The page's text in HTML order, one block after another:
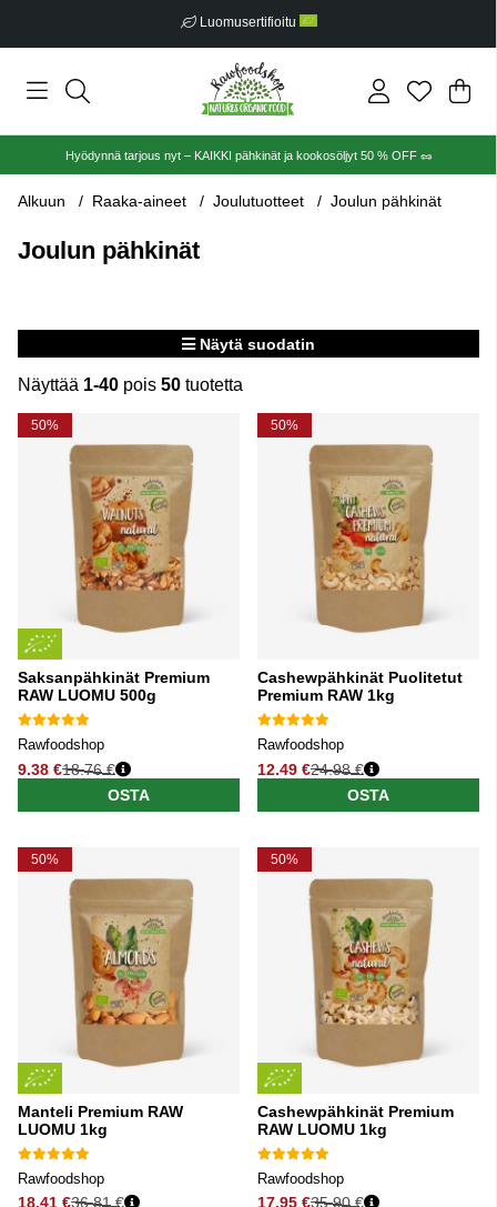
Ilmainen toimitus alkaen €30
.
Hyödynnä tarjous nyt – KAIKKI pähkinät ja kookosöljyt 50 % OFF 🥜
Alkuun Raaka-aineet Joulutuotteet Joulun pähkinät
Joulun pähkinät
Näytä suodatin
Näyttää 1-40 pois 50 tuotetta
Tuotteet
50%
Saksanpähkinät Premium
RAW LUOMU 500g
Rawfoodshop
9.38 €
Normaali hinta
18.76 €
OSTA
50%
Cashewpähkinät Puolitetut
Premium RAW 1kg
Rawfoodshop
12.49 €
Normaali hinta
24.98 €
OSTA
50%
Manteli Premium RAW
LUOMU 1kg
Rawfoodshop
18.41 €36.81 €
50%
Cashewpähkinät Premium
RAW LUOMU 1kg
Rawfoodshop
17.95 €35.90 €